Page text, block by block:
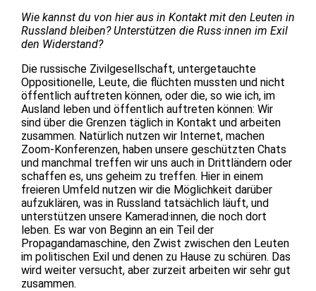
Wie kannst du von hier aus in Kontakt mit den Leuten in
Russland bleiben? Unterstützen die Russ·innen im Exil
den Widerstand?
Die russische Zivilgesellschaft, untergetauchte
Oppositionelle, Leute, die flüchten mussten und nicht
öffentlich auftreten können, oder die, so wie ich, im
Ausland leben und öffentlich auftreten können: Wir
sind über die Grenzen täglich in Kontakt und arbeiten
zusammen. Natürlich nutzen wir Internet, machen
Zoom-Konferenzen, haben unsere geschützten Chats
und manchmal treffen wir uns auch in Drittländern oder
schaffen es, uns geheim zu treffen. Hier in einem
freieren Umfeld nutzen wir die Möglichkeit darüber
aufzuklären, was in Russland tatsächlich läuft, und
unterstützen unsere Kamerad·innen, die noch dort
leben. Es war von Beginn an ein Teil der
Propagandamaschine, den Zwist zwischen den Leuten
im politischen Exil und denen zu Hause zu schüren. Das
wird weiter versucht, aber zurzeit arbeiten wir sehr gut
zusammen.